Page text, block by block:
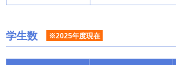
学生数 ※2025年度現在